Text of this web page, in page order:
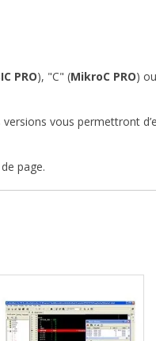
PRO), "C" (MikroC PRO)
vous permettront
page.